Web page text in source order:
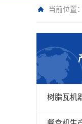
当前位置：
树脂瓦机